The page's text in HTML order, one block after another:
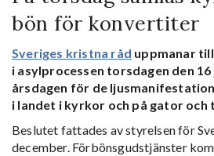
bön för konvertiter
Sveriges kristna råd uppmanar
i asylprocessen torsdagen den
årsdagen för de
i landet i kyrkor och på gator och
Beslutet fattades av styrelsen för
december. Förbönsgudstjänster